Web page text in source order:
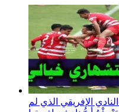
الإفريقي الذي لم